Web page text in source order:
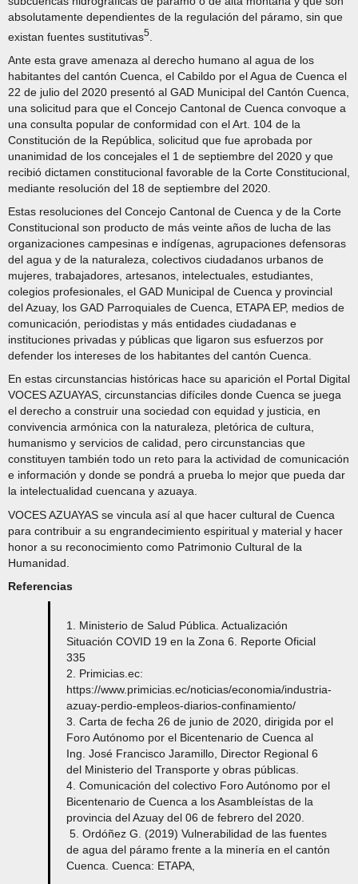
absolutamente dependientes de la regulación del páramo, sin que
existan fuentes sustitutivas5
Ante esta grave amenaza al derecho humano al agua de los
habitantes del cantón Cuenca, el Cabildo por el Agua de Cuenca el
22 de julio del 2020 presentó al GAD Municipal del Cantón Cuenca,
una solicitud para que el Concejo Cantonal de Cuenca convoque a
una consulta popular de conformidad con el Art. 104 de la
Constitución de la República, solicitud que fue aprobada por
unanimidad de los concejales el 1 de septiembre del 2020 y que
recibió dictamen constitucional favorable de la Corte Constitucional,
mediante resolución del 18 de septiembre del 2020.
Estas resoluciones del Concejo Cantonal de Cuenca y de la Corte
Constitucional son producto de más veinte años de lucha de las
organizaciones campesinas e indígenas, agrupaciones defensoras
del agua y de la naturaleza, colectivos ciudadanos urbanos de
mujeres, trabajadores, artesanos, intelectuales, estudiantes,
colegios profesionales, el GAD Municipal de Cuenca y provincial
del Azuay, los GAD Parroquiales de Cuenca, ETAPA EP, medios de
comunicación, periodistas y más entidades ciudadanas e
instituciones privadas y públicas que ligaron sus esfuerzos por
defender los intereses de los habitantes del cantón Cuenca.
En estas circunstancias históricas hace su aparición el Portal Digital
VOCES AZUAYAS, circunstancias difíciles donde Cuenca se juega
el derecho a construir una sociedad con equidad y justicia, en
convivencia armónica con la naturaleza, pletórica de cultura,
humanismo y servicios de calidad, pero circunstancias que
constituyen también todo un reto para la actividad de comunicación
e información y donde se pondrá a prueba lo mejor que pueda dar
la intelectualidad cuencana y azuaya.
VOCES AZUAYAS se vincula así al que hacer cultural de Cuenca
para contribuir a su engrandecimiento espiritual y material y hacer
honor a su reconocimiento como Patrimonio Cultural de la
Humanidad.
Referencias
1. Ministerio de Salud Pública. Actualización
Situación COVID 19 en la Zona 6. Reporte Oficial
335
2. Primicias.ec:
https://www.primicias.ec/noticias/economia/industria-
azuay-perdio-empleos-diarios-confinamiento/
3. Carta de fecha 26 de junio de 2020, dirigida por el
Foro Autónomo por el Bicentenario de Cuenca al
Ing. José Francisco Jaramillo, Director Regional 6
del Ministerio del Transporte y obras públicas.
4. Comunicación del colectivo Foro Autónomo por el
Bicentenario de Cuenca a los Asambleístas de la
provincia del Azuay del 06 de febrero del 2020.
5. Ordóñez G. (2019) Vulnerabilidad de las fuentes
de agua del páramo frente a la minería en el cantón
Cuenca. Cuenca: ETAPA,